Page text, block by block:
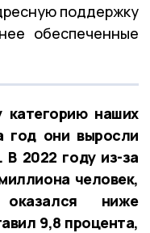
поддержку
обеспеченные
наших
они выросли
2022 году из-за
человек,
ниже
9,8 процента,